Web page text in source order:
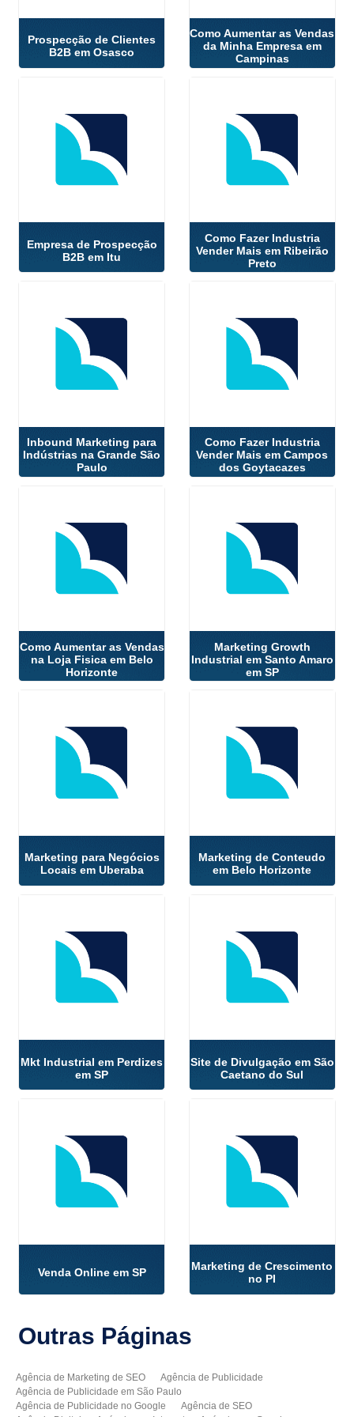
Prospecção de Clientes
B2B em Osasco
Como Aumentar as Vendas
da Minha Empresa em
Campinas
Empresa de Prospecção
B2B em Itu
Como Fazer Industria
Vender Mais em Ribeirão
Preto
Inbound Marketing para
Indústrias na Grande São
Paulo
Como Fazer Industria
Vender Mais em Campos
dos Goytacazes
Como Aumentar as Vendas
na Loja Fisica em Belo
Horizonte
Marketing Growth
Industrial em Santo Amaro
em SP
Marketing para Negócios
Locais em Uberaba
Marketing de Conteudo
em Belo Horizonte
Mkt Industrial em Perdizes
em SP
Site de Divulgação em São
Caetano do Sul
Venda Online em SP
Marketing de Crescimento
no PI
Outras Páginas
Agência de Marketing de SEO
Agência de Publicidade
Agência de Publicidade em São Paulo
Agência de Publicidade no Google
Agência de SEO